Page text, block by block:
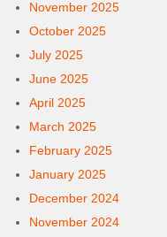
November 2025
October 2025
July 2025
June 2025
April 2025
March 2025
February 2025
January 2025
December 2024
November 2024